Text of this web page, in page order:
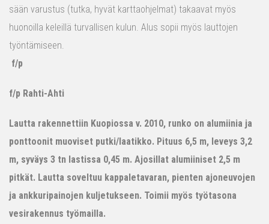
sään varustus (tutka, hyvät karttaohjelmat) takaavat myös
huonoilla keleillä turvallisen kulun. Alus sopii myös lauttojen
työntämiseen.
f/p
f/p Rahti-Ahti
Lautta rakennettiin Kuopiossa v. 2010, runko on alumiinia ja
ponttoonit muoviset putki/laatikko. Pituus 6,5 m, leveys 3,2
m, syväys 3 tn lastissa 0,45 m. Ajosillat alumiiniset 2,5 m
pitkät. Lautta soveltuu kappaletavaran, pienten ajoneuvojen
ja ankkuripainojen kuljetukseen. Toimii myös työtasona
vesirakennus työmailla.